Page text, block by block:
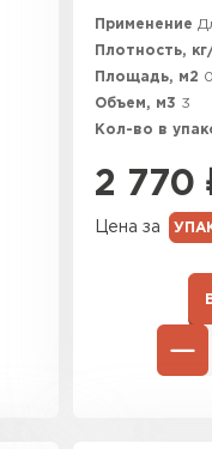
Применение
Плотность,
Площадь, м2
Объем, м3 3
Кол-во в
2 770
Цена за